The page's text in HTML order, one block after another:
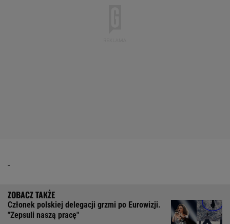
Członek polskiej delegacji grzmi po Eurowizji.
"Zepsuli naszą pracę"